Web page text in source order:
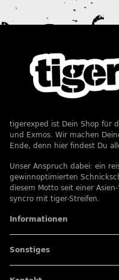
tigerexped ist Dein Shop für
und Exmos. Wir machen
Ende, denn hier findest Du
Unser Anspruch dabei: ein
gewinnoptimierten
diesem Motto seit einer
syncro mit tiger-Streifen.
Informationen
Sonstiges